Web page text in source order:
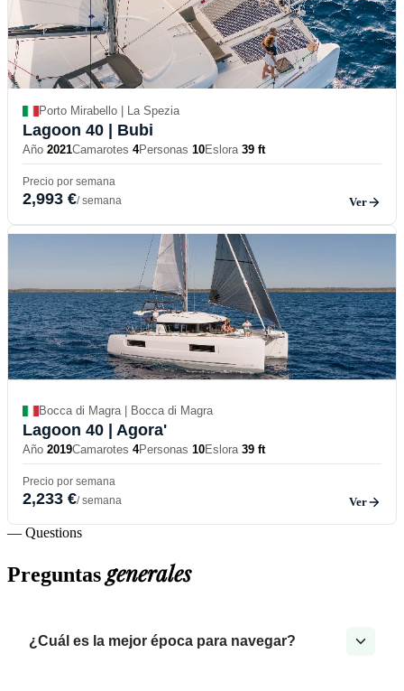
Porto Mirabello | La Spezia
Lagoon 40 | Bubi
Año 2021Camarotes 4Personas 10Eslora 39 ft
Precio por semana
2,993 €/ semana Ver
Bocca di Magra | Bocca di Magra
Lagoon 40 | Agora'
Año 2019Camarotes 4Personas 10Eslora 39 ft
Precio por semana
2,233 €/ semana Ver
— Questions
Preguntasgenerales
¿Cuál es la mejor época para navegar?